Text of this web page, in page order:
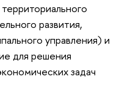
развития,
управления) и
для решения
задач